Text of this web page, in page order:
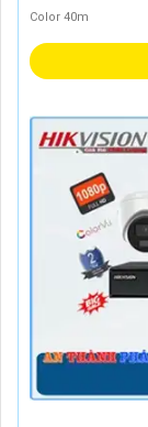
Color 40m